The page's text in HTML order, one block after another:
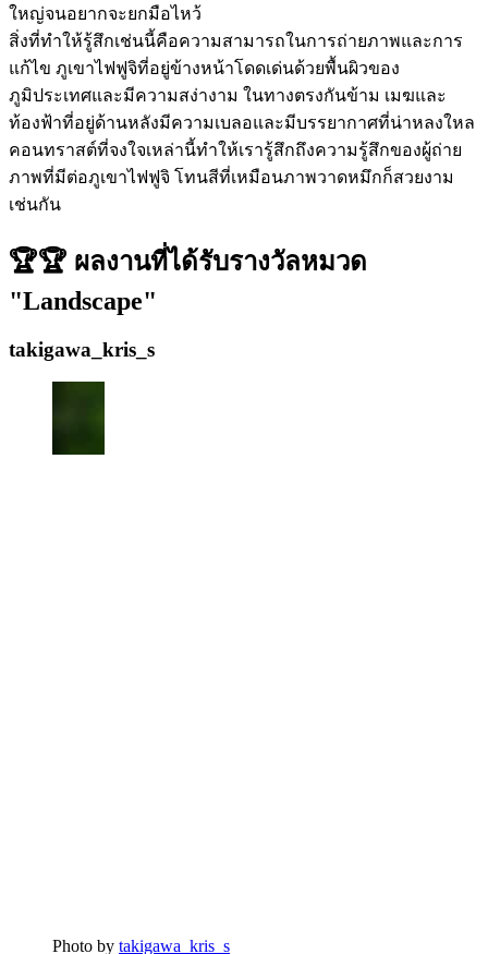
ใหญ่จนอยากจะยกมือไหว้
สิ่งที่ทำให้รู้สึกเช่นนี้คือความสามารถในการถ่ายภาพและการ
แก้ไข ภูเขาไฟฟูจิที่อยู่ข้างหน้าโดดเด่นด้วยพื้นผิวของ
ภูมิประเทศและมีความสง่างาม ในทางตรงกันข้าม เมฆและ
ท้องฟ้าที่อยู่ด้านหลังมีความเบลอและมีบรรยากาศที่น่าหลงใหล
คอนทราสต์ที่จงใจเหล่านี้ทำให้เรารู้สึกถึงความรู้สึกของผู้ถ่าย
ภาพที่มีต่อภูเขาไฟฟูจิ โทนสีที่เหมือนภาพวาดหมึกก็สวยงาม
เช่นกัน
🏆🏆 ผลงานที่ได้รับรางวัลหมวด
"Landscape"
takigawa_kris_s
Photo by takigawa_kris_s